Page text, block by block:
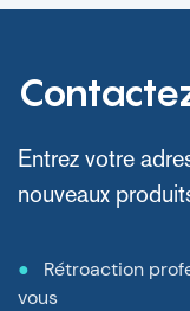
Entrez votre
nouveaux
● Rétroaction
vous